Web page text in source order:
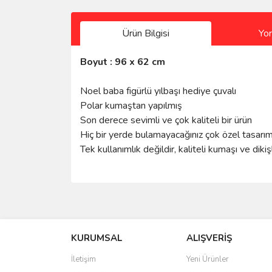
Ürün Bilgisi
Boyut : 96 x 62 cm
Noel baba figürlü yılbaşı hediye çuvalı
Polar kumaştan yapılmış
Son derece sevimli ve çok kaliteli bir ürün
Hiç bir yerde bulamayacağınız çok özel
Tek kullanımlık değildir, kaliteli kumaşı ve
Ürün resmi kalitesiz, bozuk veya görüntülenemiyor.
Ürün açıklamasında eksik bilgiler bulunuyor.
hiç zorlanmadım. Uzun zamandır internet
KURUMSAL
İletişim
ALIŞVERİŞ
Yeni Ürünler